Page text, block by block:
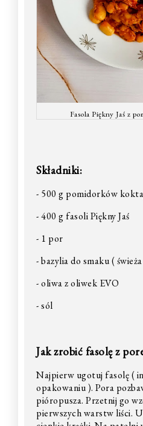
Fasola Piękny Jaś z
Składniki:
- 500 g pomidorków
- 400 g fasoli Piękny Jaś
- 1 por
- bazylia do smaku (
- oliwa z oliwek EVO
- sól
Jak zrobić fasolę z
Najpierw ugotuj fasolę (
opakowaniu ). Pora
pióropusza. Przetnij go
pierwszych warstw liści.